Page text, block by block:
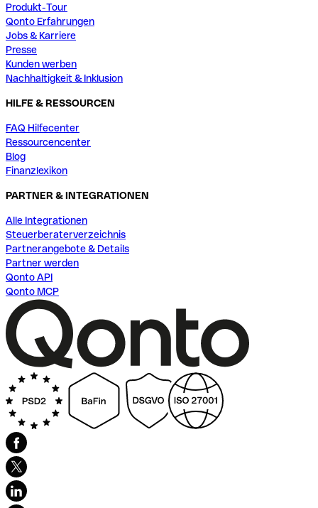
Produkt-Tour
Qonto Erfahrungen
Jobs & Karriere
Presse
Kunden werben
Nachhaltigkeit & Inklusion
HILFE & RESSOURCEN
FAQ Hilfecenter
Ressourcencenter
Blog
Finanzlexikon
PARTNER & INTEGRATIONEN
Alle Integrationen
Steuerberaterverzeichnis
Partnerangebote & Details
Partner werden
Qonto API
Qonto MCP